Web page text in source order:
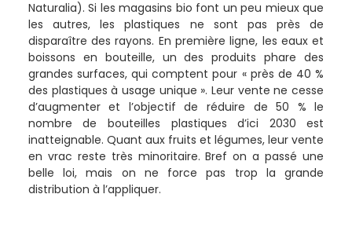
Naturalia). Si les magasins bio font un peu mieux que
les autres, les plastiques ne sont pas près de
disparaître des rayons. En première ligne, les eaux et
boissons en bouteille, un des produits phare des
grandes surfaces, qui comptent pour « près de 40 %
des plastiques à usage unique ». Leur vente ne cesse
d’augmenter et l’objectif de réduire de 50 % le
nombre de bouteilles plastiques d’ici 2030 est
inatteignable. Quant aux fruits et légumes, leur vente
en vrac reste très minoritaire. Bref on a passé une
belle loi, mais on ne force pas trop la grande
distribution à l’appliquer.